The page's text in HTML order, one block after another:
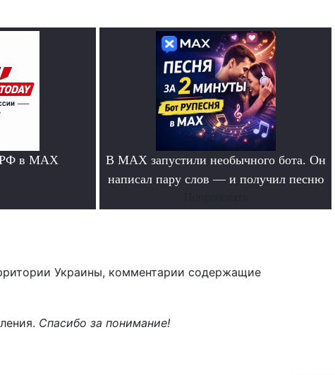
РФ в MAX
В MAX запустили необычного бота. Он
написал пару слов — и получил песню
Украины, комментарии содержащие
Спасибо за понимание!